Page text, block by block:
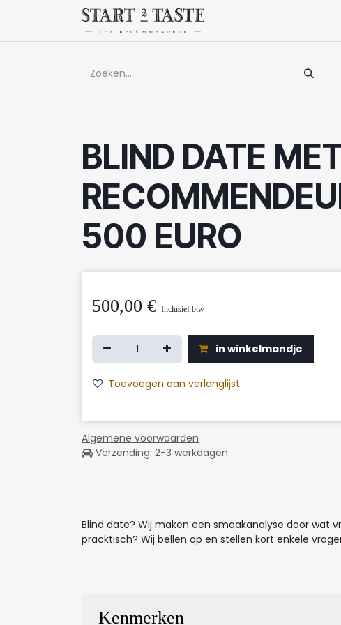
Overslaan naar inhoud
BLIND DATE
500 EURO
500,00 € Inclusief btw
in winkelmandje
Toevoegen aan verlanglijst
Algemene voorwaarden
Verzending: 2-3 werkdagen
Blind date? Wij maken een smaakanalyse door
pracktisch? Wij bellen op en stellen kort enkele
Kenmerken